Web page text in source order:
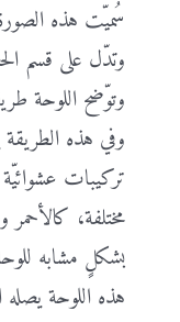
وتدّل على قسم
وفي هذه الطريقة
تركيبات عشوائيّة
مختلفة،
بشكلٍ مشابه
هذه اللوحة